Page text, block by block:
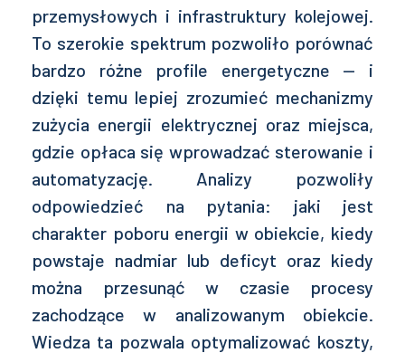
przemysłowych i infrastruktury kolejowej.
To szerokie spektrum pozwoliło porównać
bardzo różne profile energetyczne — i
dzięki temu lepiej zrozumieć mechanizmy
zużycia energii elektrycznej oraz miejsca,
gdzie opłaca się wprowadzać sterowanie i
automatyzację. Analizy pozwoliły
odpowiedzieć na pytania: jaki jest
charakter poboru energii w obiekcie, kiedy
powstaje nadmiar lub deficyt oraz kiedy
można przesunąć w czasie procesy
zachodzące w analizowanym obiekcie.
Wiedza ta pozwala optymalizować koszty,